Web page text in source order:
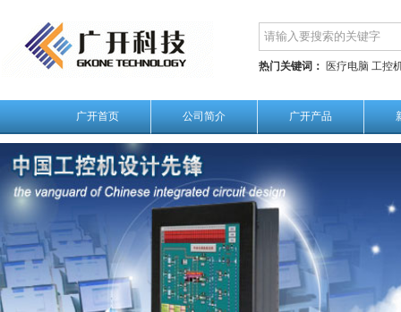
热门关键词： 医疗电脑 工控
广开首页 公司简介 广开产品